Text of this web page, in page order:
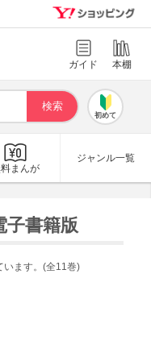
ガイド 本棚
初めて
まんが
ジャンル一覧
子書籍版
います。(全11巻)